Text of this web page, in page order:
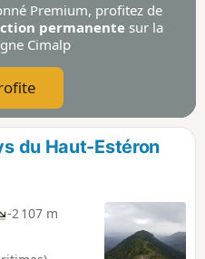
Premium, profitez de
permanente sur la
Cimalp
du Haut-Estéron
-2 107 m